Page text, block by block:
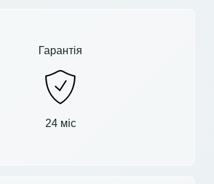
Гарантія
24 міс